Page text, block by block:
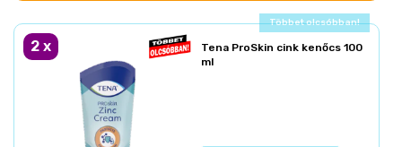
Ajándék akció!
2 x
Tena ProSkin cink kenőcs 100
ml